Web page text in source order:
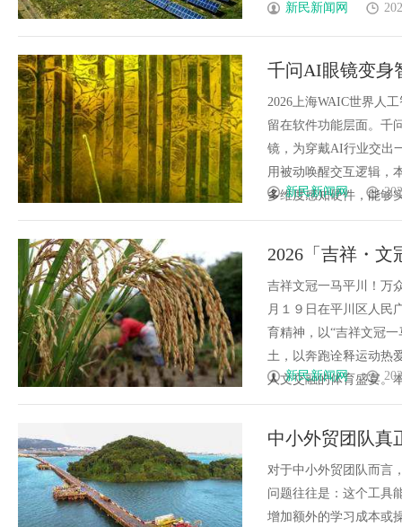
新民新闻网
千问AI眼镜变身
2026上海WAIC世界人
留在软件功能层面。千
镜，为穿戴AI行业交出
用被动唤醒交互逻辑，
多维度感知硬件，能够
新民新闻网
2026「吉祥・
吉祥文冠一马平川！万
月１９日在平川区人民
育精神，以“吉祥文冠
土，以奔跑诠释运动热
人文交融的体育盛宴。
新民新闻网
中小外贸团队真
对于中小外贸团队而言
问题往往是：这个工具
增加额外的学习成本或